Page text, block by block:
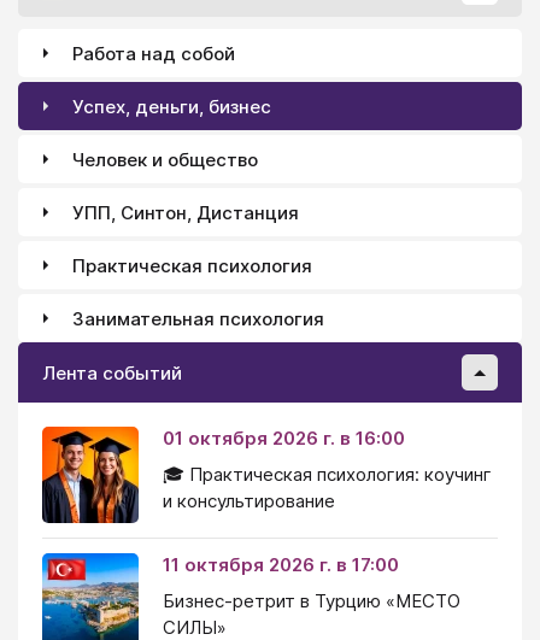
Работа над собой
Успех, деньги, бизнес
Человек и общество
УПП, Синтон, Дистанция
Практическая психология
Занимательная психология
Лента событий
01 октября 2026 г. в 16:00
🎓 Практическая психология: коучинг
и консультирование
11 октября 2026 г. в 17:00
Бизнес-ретрит в Турцию «МЕСТО
СИЛЫ»